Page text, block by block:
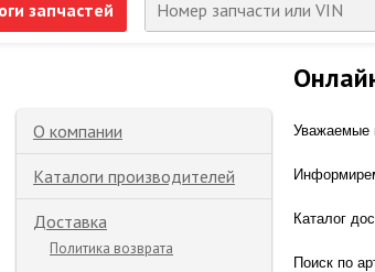
запчастей
О компании
Каталоги производителей
Доставка
Политика возврата
Уважаемые
Каталог
Поиск по